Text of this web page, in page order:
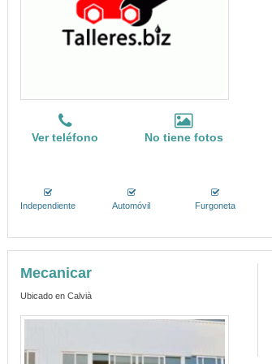
Ver teléfono No tiene fotos
Independiente Automóvil Furgoneta
Mecanicar
Ubicado en Calvià